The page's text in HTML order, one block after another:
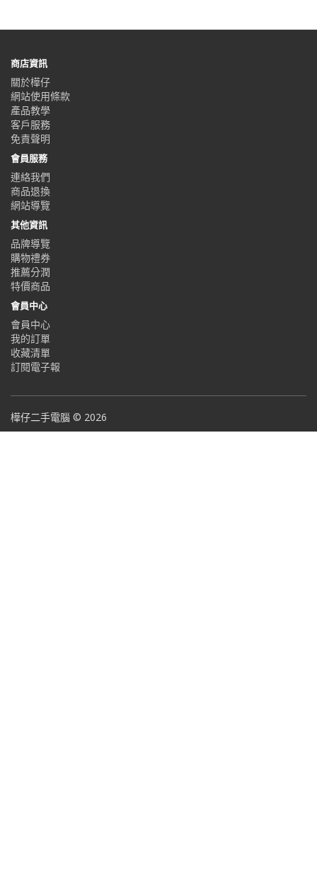
商店資訊
關於樺仔
網站使用條款
產品教學
客戶服務
免責聲明
會員服務
連絡我們
商品退換
網站導覽
其他資訊
品牌導覽
購物禮券
推薦分潤
特價商品
會員中心
會員中心
我的訂單
收藏清單
訂閱電子報
樺仔二手電腦 © 2026